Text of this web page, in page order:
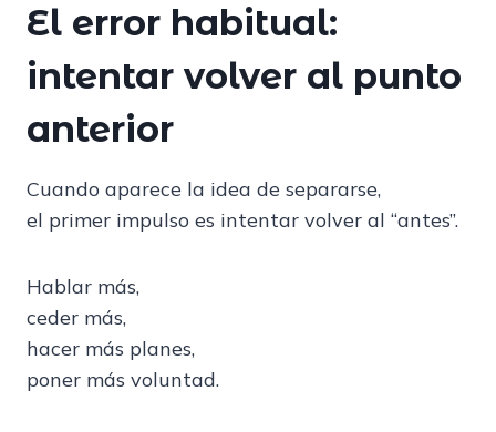
El error habitual:
intentar volver al punto
anterior
Cuando aparece la idea de separarse,
el primer impulso es intentar volver al “antes”.
Hablar más,
ceder más,
hacer más planes,
poner más voluntad.